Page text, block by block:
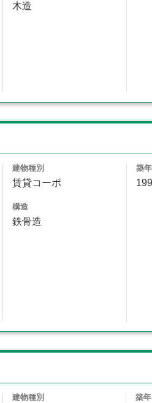
木造
建物種別
賃貸コーポ
構造
鉄骨造
築年
建物種別 築年